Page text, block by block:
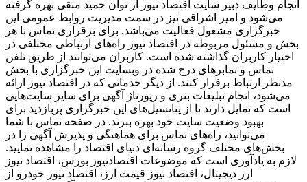
انجام وظایف دبیر سایت اقتصاد نیوز از توان حمید متقی بهره گرفته
می‌شود و امیر اشراقی نیز در سمت مدیریت روابط عمومی این
خبرگزاری مشغول فعالیت می‌باشد. برای برقراری تماس با هر
بخش و مسئول مربوطه در اقتصاد نیوز راه‌های ارتباطی مختلفی در
اختیار کاربران گذاشته شده است. کاربران می‌توانند از طریق تلفن
تماس و نمابرهای درج شده در وبسایت این خبرگزاری با بخش
مدنظر ارتباط برقرار کنند. از دیگر خدماتی که در اقتصاد نیوز ارائه
می‌شود، انجام تبلیغات بنری و رپورتاژ آگهی برای سایر سایت‌هایی
است که تمایل دارند تا از پتانسیل‌های این خبرگزاری پربازدید برای
بهبود وضعیت سایت خود بهره ببرند. در صفحه تماس با شما
می‌توانید، راه‌های تماس برای هماهنگی و پذیرش آگهی را در
بخش‌های مختلف گروه رسانه‌ای دنیای اقتصاد را مشاهده نمایید.
لازم به یادآوری است که موضوعات اقتصادنیوز بورس، اقتصاد نیوز
ارز دیجیتال، اقتصاد نیوز قیمت ارز، اقتصاد نیوز خودرو از